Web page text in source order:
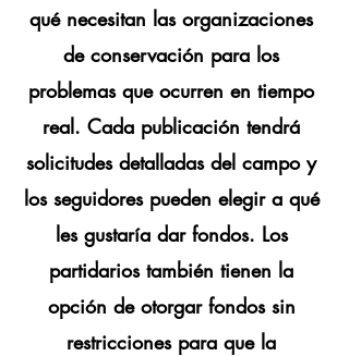
qué necesitan las organizaciones
de conservación para los
problemas que ocurren en tiempo
real. Cada publicación tendrá
solicitudes detalladas del campo y
los seguidores pueden elegir a qué
les gustaría dar fondos. Los
partidarios también tienen la
opción de otorgar fondos sin
restricciones para que la